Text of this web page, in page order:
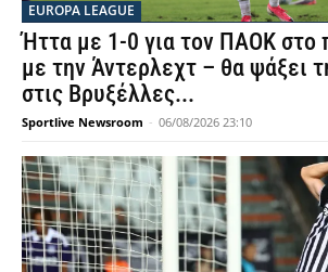
EUROPA LEAGUE
Ήττα με 1-0 για τον ΠΑΟΚ στο
με την Άντερλεχτ – θα ψάξει
στις Βρυξέλλες...
Sportlive Newsroom - 06/08/2026 23:10